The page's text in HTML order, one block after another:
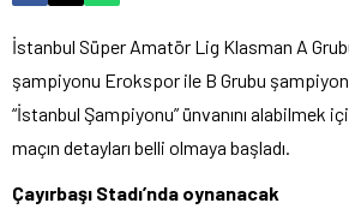
İstanbul Süper Amatör Lig Klasman A
şampiyonu Erokspor ile B Grubu
“İstanbul Şampiyonu” ünvanını alabilmek
maçın detayları belli olmaya başladı.
Çayırbaşı Stadı’nda oynanacak